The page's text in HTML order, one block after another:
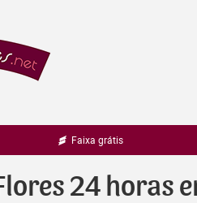
Faixa grátis
24 horas